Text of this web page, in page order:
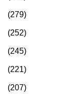
(279)
(252)
(245)
(221)
(207)